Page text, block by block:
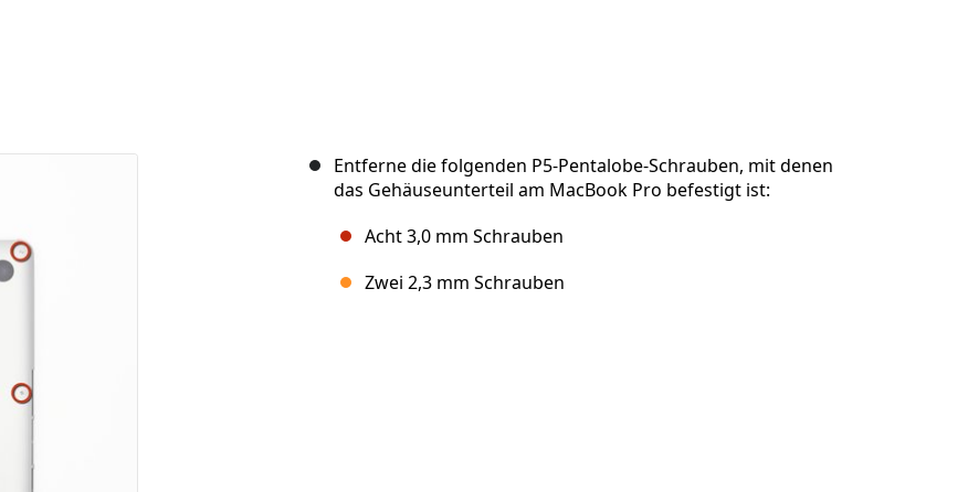
Entferne die folgenden P5-Pentalobe-Schrauben, mit denen
das Gehäuseunterteil am MacBook Pro befestigt ist:
Acht 3,0 mm Schrauben
Zwei 2,3 mm Schrauben